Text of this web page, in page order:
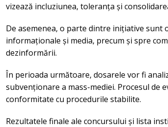
vizează incluziunea, toleranța și
De asemenea, o parte dintre inițiative
informaționale și media, precum și spre
dezinformării.
În perioada următoare, dosarele vor fi
subvenționare a mass-mediei. Procesul de
conformitate cu procedurile stabilite.
Rezultatele finale ale concursului și lista